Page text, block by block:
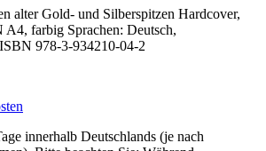
alter Gold- und Silberspitzen Hardcover,
A4, farbig Sprachen: Deutsch,
978-3-934210-04-2
innerhalb Deutschlands (je nach